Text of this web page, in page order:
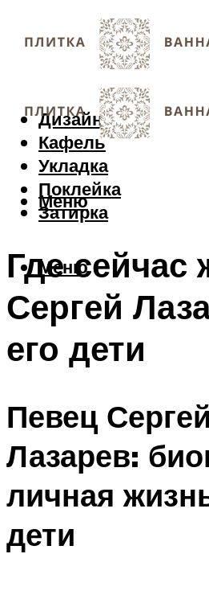
Дизайн
Кафель
Укладка
Поклейка
Затирка
Меню
Меню
Где сейчас
Сергей
его дети
Певец Сергей
Лазарев:
личная
дети